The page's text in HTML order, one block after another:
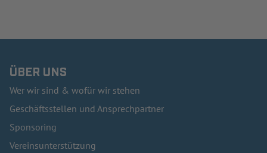
ÜBER UNS
Wer wir sind & wofür wir stehen
Geschäftsstellen und Ansprechpartner
Sponsoring
Vereinsunterstützung